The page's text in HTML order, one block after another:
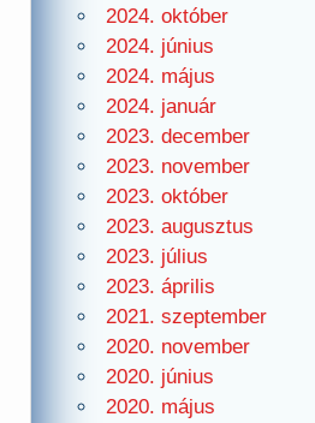
2024. október
2024. június
2024. május
2024. január
2023. december
2023. november
2023. október
2023. augusztus
2023. július
2023. április
2021. szeptember
2020. november
2020. június
2020. május